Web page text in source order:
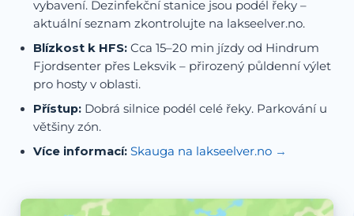
vybavení. Dezinfekční stanice jsou podél řeky –
aktuální seznam zkontrolujte na lakseelver.no.
Blízkost k HFS: Cca 15–20 min jízdy od Hindrum
Fjordsenter přes Leksvik – přirozený půldenní výlet
pro hosty v oblasti.
Přístup: Dobrá silnice podél celé řeky. Parkování u
většiny zón.
Více informací: Skauga na lakseelver.no